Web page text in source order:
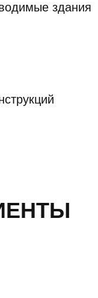
здания